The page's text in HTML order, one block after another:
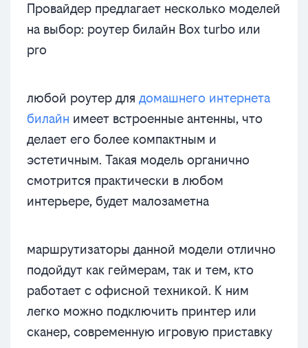
Провайдер предлагает несколько моделей
на выбор: роутер билайн Box turbo или
pro
любой роутер для домашнего интернета
билайн имеет встроенные антенны, что
делает его более компактным и
эстетичным. Такая модель органично
смотрится практически в любом
интерьере, будет малозаметна
маршрутизаторы данной модели отлично
подойдут как геймерам, так и тем, кто
работает с офисной техникой. К ним
легко можно подключить принтер или
сканер, современную игровую приставку